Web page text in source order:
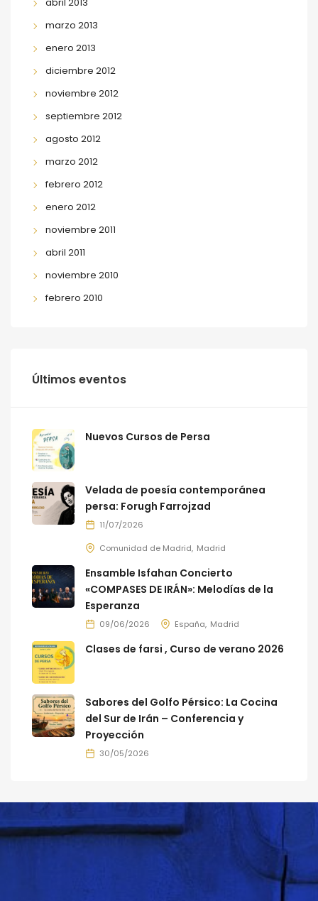
marzo 2013
enero 2013
diciembre 2012
noviembre 2012
septiembre 2012
agosto 2012
marzo 2012
febrero 2012
enero 2012
noviembre 2011
abril 2011
noviembre 2010
febrero 2010
Últimos eventos
Nuevos Cursos de Persa
Velada de poesía contemporánea
persa: Forugh Farrojzad
11/07/2026
Comunidad de Madrid Madrid
Ensamble Isfahan Concierto
«COMPASES DE IRÁN»: Melodías de la
Esperanza
09/06/2026 España Madrid
Clases de farsi , Curso de verano 2026
Sabores del Golfo Pérsico: La Cocina
del Sur de Irán – Conferencia y
Proyección
30/05/2026